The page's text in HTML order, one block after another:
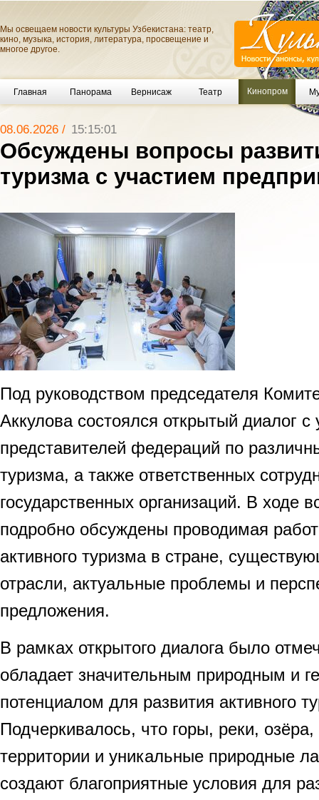
Мы освещаем новости культуры Узбекистана: театр,
кино, музыка, история, литература, просвещение и
многое другое.
Главная Панорама Вернисаж Театр Кинопром
08.06.2026 / 15:15:01
Обсуждены вопросы
туризма с участием
Под руководством председателя
Аккулова состоялся открытый диалог с
представителей федераций по
туризма, а также ответственных
государственных организаций. В ходе
подробно обсуждены проводимая
активного туризма в стране,
отрасли, актуальные проблемы и
предложения.
В рамках открытого диалога было
обладает значительным природным и
потенциалом для развития активного
Подчеркивалось, что горы, реки,
территории и уникальные природные
создают благоприятные условия для